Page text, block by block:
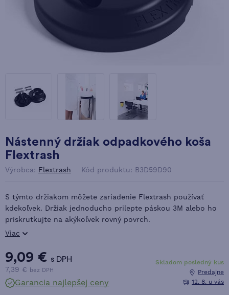
Nástenný držiak odpadkového koša
Flextrash
Výrobca: Flextrash Kód produktu: B3D59D90
S týmto držiakom môžete zariadenie Flextrash používať
kdekoľvek. Držiak jednoducho prilepte páskou 3M alebo ho
priskrutkujte na akýkoľvek rovný povrch.
Viac
9,09 € s DPH
7,39 € bez DPH
Garancia najlepšej ceny
Skladom posledný kus
Predajne
12. 8. u vás